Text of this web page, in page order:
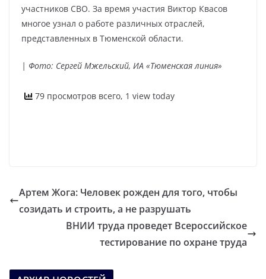
участников СВО. За время участия Виктор Квасов
многое узнал о работе различных отраслей,
представленных в Тюменской области.
| Фото: Сергей Мжельский, ИА «Тюменская линия»
79 просмотров всего, 1 view today
Артем Жога: Человек рожден для того, чтобы
созидать и строить, а не разрушать
ВНИИ труда проведет Всероссийское
тестирование по охране труда